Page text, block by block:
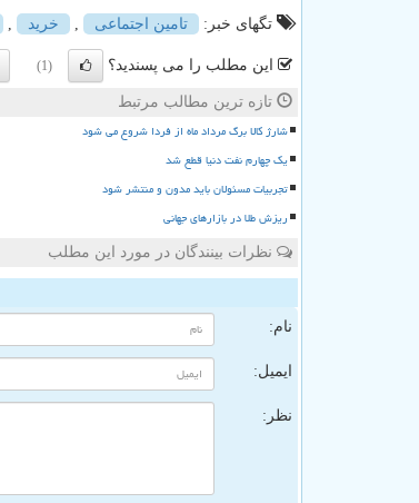
تگهای خبر: تامین اجتماعی خرید
این مطلب را می پسندید؟ (1)
تازه ترین مطالب مرتبط
شارژ کالا برگ مرداد ماه از فردا شروع می شود
یک چهارم نفت دنیا قطع شد
تجربیات مسئولان باید مدون و منتشر شود
ریزش طلا در بازارهای جهانی
نظرات بینندگان در مورد این مطلب
نام:
ایمیل:
نظر: